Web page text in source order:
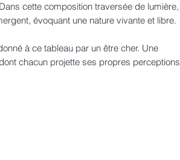
cette composition traversée de lumière,
évoquant une nature vivante et libre.
à ce tableau par un être cher. Une
chacun projette ses propres perceptions